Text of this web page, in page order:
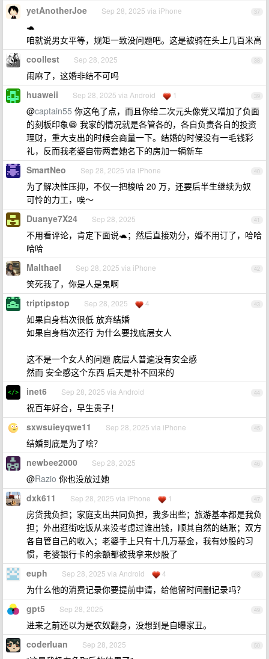
37
yetAnotherJoe Sep 28, 2025 via iPhone
🐢
咱就说男女平等，规矩一致没问题吧。这是被骑在头上几百米高
38
coollest Sep 28, 2025
闹麻了，这婚非结不可吗
39
huaweii Sep 28, 2025 via Android 1
@captain55 你这龟了点，而且你给二次元头像党又增加了负面
的刻板印象😁 我家的情况就是各管各的，各自负责各自的投资
理财，重大支出的时候会商量一下。结婚的时候没有一毛钱彩
礼，反而我老婆自带两套她名下的房加一辆新车
40
SmartNeo Sep 28, 2025 via iPhone
为了解决性压抑，不仅一把梭哈 20 万，还要后半生继续为奴
可怜的力工，唉～
41
Duanye7X24 Sep 28, 2025
不用看评论，肯定下面说🐢；然后直接劝分，婚不用订了，哈哈
哈哈
42
Malthael Sep 28, 2025 via iPhone
笑死我了，你是人是鬼啊
43
triptipstop Sep 28, 2025 4
如果自身档次很低 放弃结婚
如果自身档次还行 为什么要找底层女人
这不是一个女人的问题 底层人普遍没有安全感
然而 安全感这个东西 后天是补不回来的
44
inet6 Sep 28, 2025 via Android
祝百年好合，早生贵子！
45
sxwsuieyqwe11 Sep 28, 2025 via iPhone
结婚到底是为了啥？
46
newbee2000 Sep 28, 2025
@Razio 你也没放过她
47
dxk611 Sep 28, 2025 via iPhone 1
房贷我负担；家庭支出共同负担，我多出些；旅游基本都是我负
担；外出逛街吃饭从来没考虑过谁出钱，顺其自然的结账；双方
各自管自己的收入；老婆手上只有十几万基金，我有炒股的习
惯，老婆银行卡的余额都被我拿来炒股了
48
euph Sep 28, 2025 via Android 4
为什么他的消费记录你要提前申请，给他留时间删记录吗？
49
gpt5 Sep 28, 2025
进来之前还以为是农奴翻身，没想到是自曝家丑。
50
coderluan Sep 28, 2025